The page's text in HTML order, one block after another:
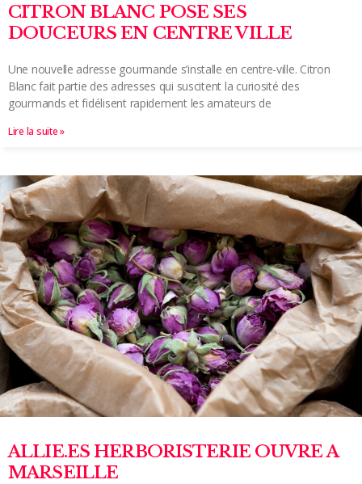
CITRON BLANC POSE SES
DOUCEURS EN CENTRE VILLE
Une nouvelle adresse gourmande s’installe en centre-ville. Citron
Blanc fait partie des adresses qui suscitent la curiosité des
gourmands et fidélisent rapidement les amateurs de
Lire la suite »
ALLIE.ES HERBORISTERIE OUVRE A
MARSEILLE